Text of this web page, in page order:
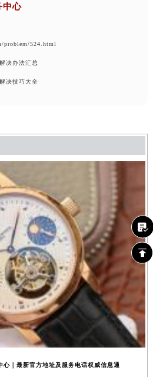
中心
problem/524.html
决办法汇总
决技巧大全
心｜最新官方地址及服务电话权威信息通